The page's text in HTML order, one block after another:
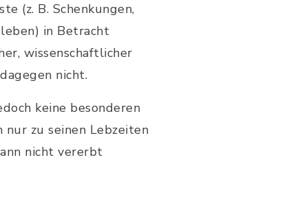
(z. B. Schenkungen,
in Betracht
wissenschaftlicher
nicht.
keine besonderen
nur zu seinen Lebzeiten
nicht vererbt